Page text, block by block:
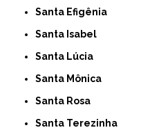
Santa Efigênia
Santa Isabel
Santa Lúcia
Santa Mônica
Santa Rosa
Santa Terezinha